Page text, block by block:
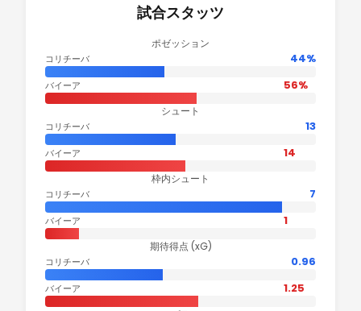
試合スタッツ
ポゼッション
コリチーバ 44%
バイーア 56%
シュート
コリチーバ 13
バイーア 14
枠内シュート
コリチーバ 7
バイーア 1
期待得点 (xG)
コリチーバ 0.96
バイーア 1.25